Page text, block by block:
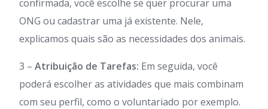
confirmada, você escolhe se quer procurar uma
ONG ou cadastrar uma já existente. Nele,
explicamos quais são as necessidades dos animais.
3 – Atribuição de Tarefas: Em seguida, você
poderá escolher as atividades que mais combinam
com seu perfil, como o voluntariado por exemplo.